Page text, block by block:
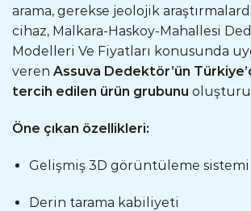
arama, gerekse jeolojik
cihaz, Malkara-Haskoy-Mahallesi
Modelleri Ve Fiyatları konusunda
veren Assuva Dedektör’ün
tercih edilen ürün grubunu
Öne çıkan özellikleri:
Gelişmiş 3D görüntüleme sistemi
Derin tarama kabiliyeti